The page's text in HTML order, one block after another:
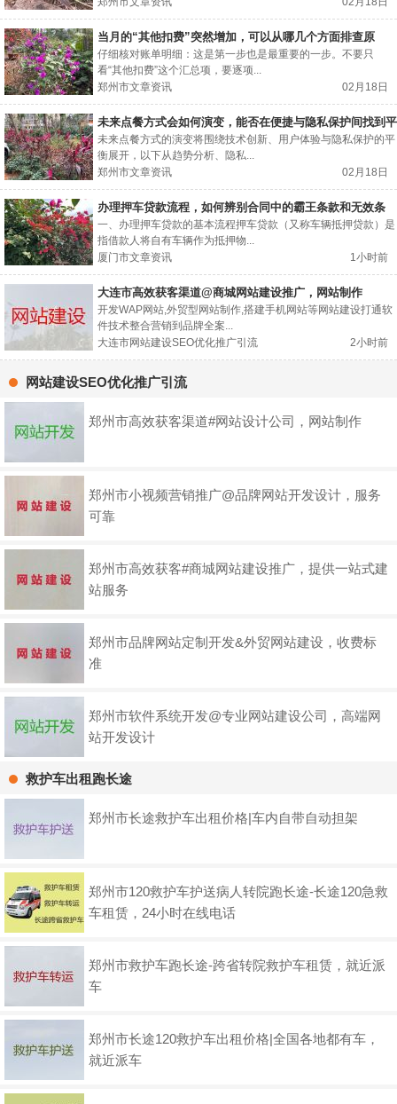
当月的“其他扣费”突然增加，可以从哪几个方面排查原
因？
仔细核对账单明细：这是第一步也是最重要的一步。不要只
看“其他扣费”这个汇总项，要逐项...
郑州市文章资讯
02月18日
未来点餐方式会如何演变，能否在便捷与隐私保护间找到平
衡？
未来点餐方式的演变将围绕技术创新、用户体验与隐私保护的平
衡展开，以下从趋势分析、隐私...
郑州市文章资讯
02月18日
办理押车贷款流程，如何辨别合同中的霸王条款和无效条
款？
一、办理押车贷款的基本流程押车贷款（又称车辆抵押贷款）是
指借款人将自有车辆作为抵押物...
厦门市文章资讯
1小时前
大连市高效获客渠道@商城网站建设推广，网站制作
开发WAP网站,外贸型网站制作,搭建手机网站等网站建设打通软
件技术整合营销到品牌全案...
大连市网站建设SEO优化推广引流
2小时前
网站建设SEO优化推广引流
郑州市高效获客渠道#网站设计公司，网站制作
郑州市小视频营销推广@品牌网站开发设计，服务
可靠
郑州市高效获客#商城网站建设推广，提供一站式建
站服务
郑州市品牌网站定制开发&外贸网站建设，收费标
准
郑州市软件系统开发@专业网站建设公司，高端网
站开发设计
救护车出租跑长途
郑州市长途救护车出租价格|车内自带自动担架
郑州市120救护车护送病人转院跑长途-长途120急救
车租赁，24小时在线电话
郑州市救护车跑长途-跨省转院救护车租赁，就近派
车
郑州市长途120救护车出租价格|全国各地都有车，
就近派车